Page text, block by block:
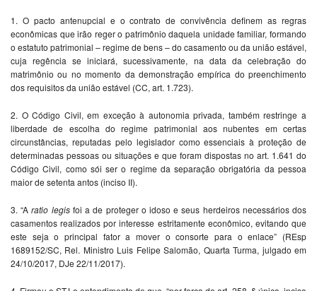
1. O pacto antenupcial e o contrato de convivência definem as regras
econômicas que irão reger o patrimônio daquela unidade familiar, formando
o estatuto patrimonial – regime de bens – do casamento ou da união estável,
cuja regência se iniciará, sucessivamente, na data da celebração do
matrimônio ou no momento da demonstração empírica do preenchimento
dos requisitos da união estável (CC, art. 1.723).
2. O Código Civil, em exceção à autonomia privada, também restringe a
liberdade de escolha do regime patrimonial aos nubentes em certas
circunstâncias, reputadas pelo legislador como essenciais à proteção de
determinadas pessoas ou situações e que foram dispostas no art. 1.641 do
Código Civil, como sói ser o regime da separação obrigatória da pessoa
maior de setenta antos (inciso II).
3. “Aratio legis foi a de proteger o idoso e seus herdeiros necessários dos
casamentos realizados por interesse estritamente econômico, evitando que
este seja o principal fator a mover o consorte para o enlace” (REsp
1689152/SC, Rel. Ministro Luis Felipe Salomão, Quarta Turma, julgado em
24/10/2017, DJe 22/11/2017).